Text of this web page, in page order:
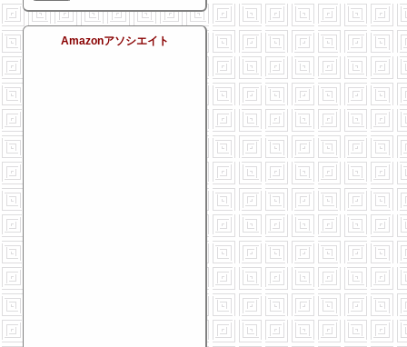
Amazonアソシエイト